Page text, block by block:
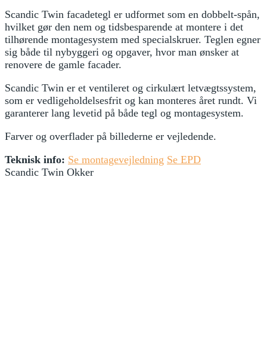
Scandic Twin facadetegl er udformet som en dobbelt-spån,
hvilket gør den nem og tidsbesparende at montere i det
tilhørende montagesystem med specialskruer. Teglen egner
sig både til nybyggeri og opgaver, hvor man ønsker at
renovere de gamle facader.
Scandic Twin er et ventileret og cirkulært letvægtssystem,
som er vedligeholdelsesfrit og kan monteres året rundt. Vi
garanterer lang levetid på både tegl og montagesystem.
Farver og overflader på billederne er vejledende.
Teknisk info: Se montagevejledning Se EPD
Scandic Twin Okker